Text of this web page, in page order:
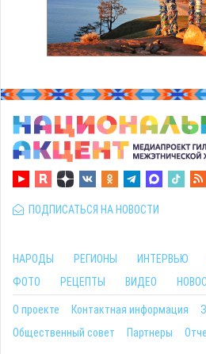
ПОДПИСАТЬСЯ НА НОВОСТИ
НАРОДЫ РЕГИОНЫ ИНТЕРВЬЮ
ФОТО
РЕЦЕПТЫ ВИДЕО
О проекте Контактная информация
Общественный совет
Партнеры